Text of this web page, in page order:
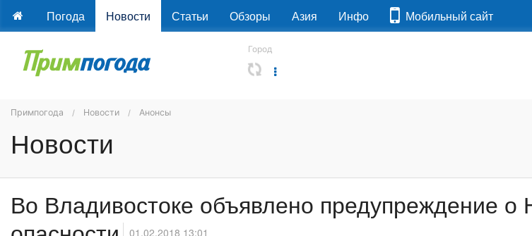
Погода Новости Статьи Обзоры Азия Инфо Мобильный сайт
Город
Примпогода Новости Анонсы
Новости
Во Владивостоке объявлено предупреждение
01.02.2018 13:01